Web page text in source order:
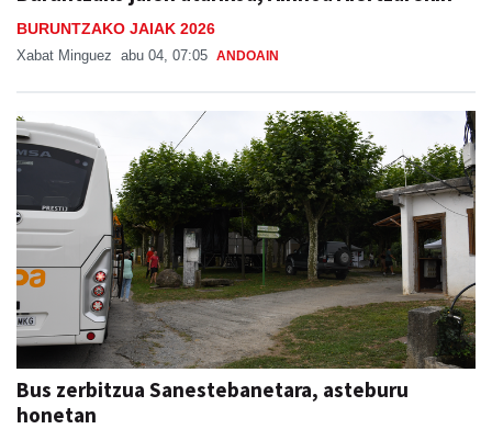
BURUNTZAKO JAIAK 2026
Xabat Minguez abu 04, 07:05 ANDOAIN
Bus zerbitzua Sanestebanetara, asteburu
honetan